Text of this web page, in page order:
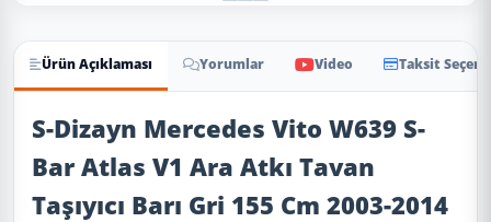
Ürün Açıklaması Yorumlar Video Taksit
Ürün Açıklaması
S-Dizayn Mercedes Vito W639 S-
Bar Atlas V1 Ara Atkı Tavan
Taşıyıcı Barı Gri 155 Cm 2003-2014